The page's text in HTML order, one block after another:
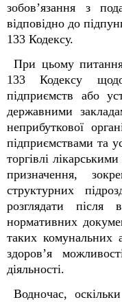
зобов’язання з
відповідно до
133 Кодексу.
При цьому
133 Кодексу
підприємств або
державними
неприбуткової
підприємствами та
торгівлі
призначення,
структурних
розглядати після
нормативних
таких комунальних
здоров’я
діяльності.
Водночас,